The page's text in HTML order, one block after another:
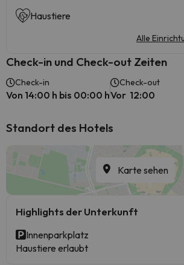
Haustiere
Alle
Check-in und Check-out Zeiten
Check-in
Von 14:00 h bis 00:00 h
Check-out
Vor 12:00
Standort des Hotels
Karte sehen
Highlights der Unterkunft
Innenparkplatz
Haustiere erlaubt